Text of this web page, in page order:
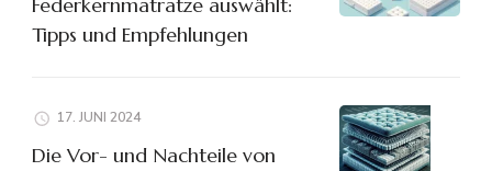
Federkernmatratze auswählt:
Tipps und Empfehlungen
17. JUNI 2024
Die Vor- und Nachteile von